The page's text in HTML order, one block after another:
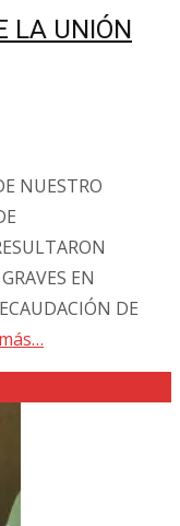
LA UNIÓN
NUESTRO
EN
DE